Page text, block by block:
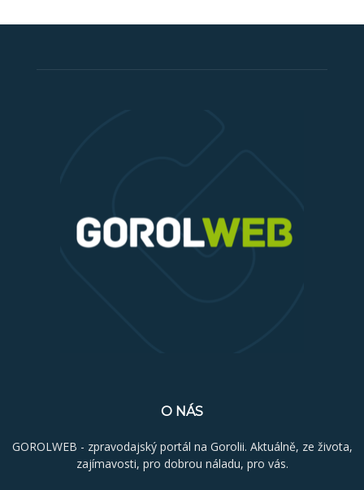
O NÁS
GOROLWEB - zpravodajský portál na Gorolii. Aktuálně, ze života,
zajímavosti, pro dobrou náladu, pro vás.